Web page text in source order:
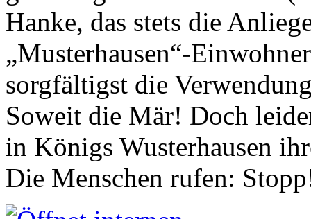
Hanke, das stets die
„Musterhausen“-
sorgfältigst die
Soweit die Mär! Doch
in Königs Wusterhausen
Die Menschen rufen: